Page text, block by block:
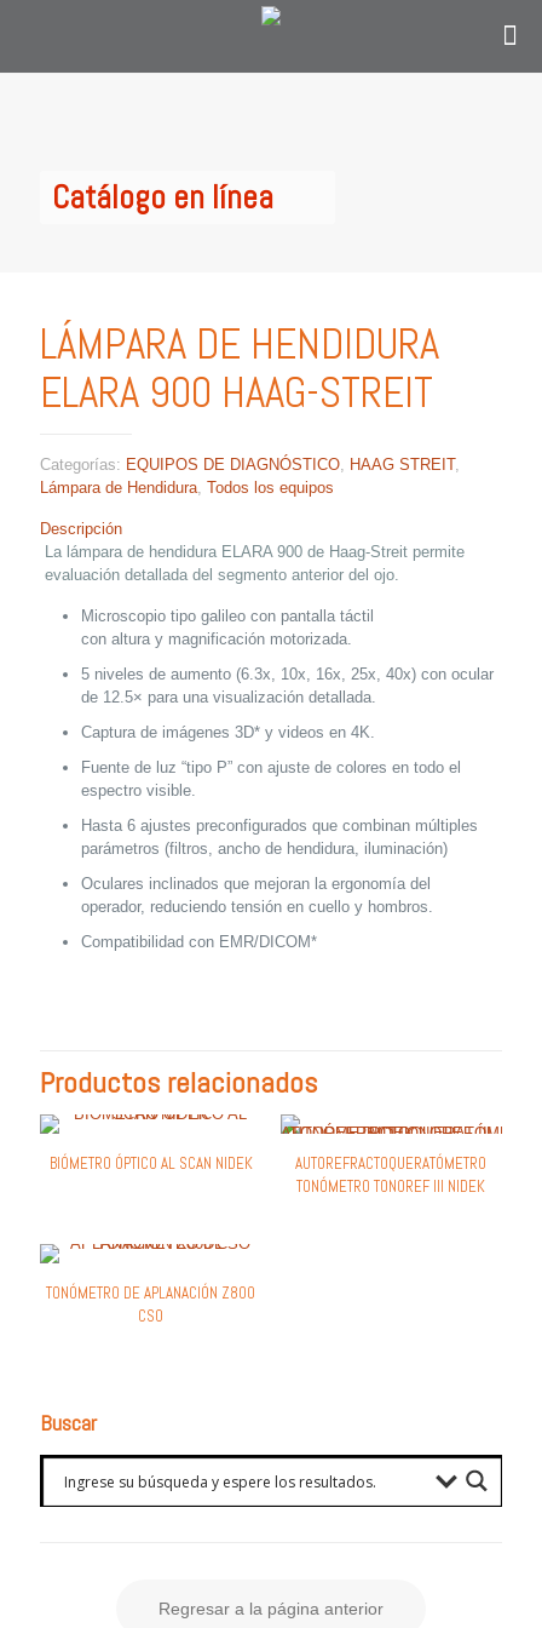
Catálogo en línea
LÁMPARA DE HENDIDURA
ELARA 900 HAAG-STREIT
Categorías: EQUIPOS DE DIAGNÓSTICO, HAAG STREIT,
Lámpara de Hendidura, Todos los equipos
Descripción
La lámpara de hendidura ELARA 900 de Haag-Streit permite
evaluación detallada del segmento anterior del ojo.
Microscopio tipo galileo con pantalla táctil
con altura y magnificación motorizada.
5 niveles de aumento (6.3x, 10x, 16x, 25x, 40x) con ocular
de 12.5× para una visualización detallada.
Captura de imágenes 3D* y videos en 4K.
Fuente de luz “tipo P” con ajuste de colores en todo el
espectro visible.
Hasta 6 ajustes preconfigurados que combinan múltiples
parámetros (filtros, ancho de hendidura, iluminación)
Oculares inclinados que mejoran la ergonomía del
operador, reduciendo tensión en cuello y hombros.
Compatibilidad con EMR/DICOM*
Productos relacionados
BIÓMETRO ÓPTICO AL SCAN NIDEK
AUTOREFRACTOQUERATÓMETRO
TONÓMETRO TONOREF III NIDEK
TONÓMETRO DE APLANACIÓN Z800
CSO
Buscar
solo si eres personal en el área de
administrativo del sector salud y estás en